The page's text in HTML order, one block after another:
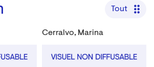
Tout
Cerralvo, Marina